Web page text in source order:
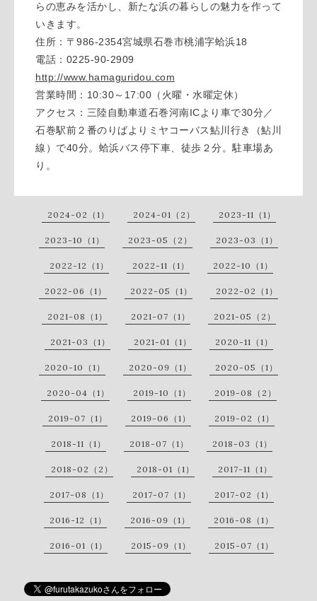
らの恵みを活かし、新たな浜の暮らしの魅力を作って
いきます。
住所：〒986-2354宮城県石巻市桃浦字蛤浜18
電話：0225-90-2909
http://www.hamaguridou.com
営業時間：10:30～17:00（火曜・水曜定休）
アクセス：三陸自動車道石巻河南ICより車で30分／
石巻駅前２番のりばよりミヤコーバス鮎川行き（鮎川
線）で40分。蛤浜バス停下車、徒歩２分。駐車場あ
り。
2024-02（1） 2024-01（2） 2023-11（1）
2023-10（1） 2023-05（2） 2023-03（1）
2022-12（1） 2022-11（1） 2022-10（1）
2022-06（1） 2022-05（1） 2022-02（1）
2021-08（1） 2021-07（1） 2021-05（2）
2021-03（1） 2021-01（1） 2020-11（1）
2020-10（1） 2020-09（1） 2020-05（1）
2020-04（1） 2019-10（1） 2019-08（2）
2019-07（1） 2019-06（1） 2019-02（1）
2018-11（1） 2018-07（1） 2018-03（1）
2018-02（2） 2018-01（1） 2017-11（1）
2017-08（1） 2017-07（1） 2017-02（1）
2016-12（1） 2016-09（1） 2016-08（1）
2016-01（1） 2015-09（1） 2015-07（1）